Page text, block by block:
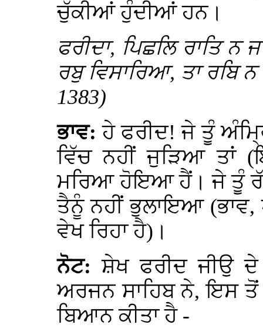
ਚੁੱਕੀਆਂ ਹੁੰਦੀਆਂ ਹਨ।
ਫਰੀਦਾ, ਪਿਛਲਿ ਰਾਤਿ
ਰਬੁ ਵਿਸਾਰਿਆ, ਤਾ ਰਬਿ
1383)
ਭਾਵ:ਹੇ ਫਰੀਦ! ਜੇ ਤੂੰ
ਵਿੱਚ ਨਹੀਂ ਜੁੜਿਆ ਤਾਂ
ਮਰਿਆ ਹੋਇਆ ਹੈਂ। ਜੇ ਤੂੰ ਰੱਬ
ਤੈਨੂੰ ਨਹੀਂ ਭੁਲਾਇਆ (ਭਾਵ,
ਵੇਖ ਰਿਹਾ ਹੈ)।
ਨੋਟ:ਸ਼ੇਖ ਫਰੀਦ ਜੀਉ
ਅਰਜਨ ਸਾਹਿਬ ਨੇ, ਇਸ
ਬਿਆਨ ਕੀਤਾ ਹੈ -